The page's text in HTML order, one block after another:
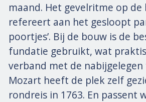
maand. Het gevelritme op de
refereert aan het gesloopt
poortjes’. Bij de bouw is de
fundatie gebruikt, wat
verband met de nabijgelegen
Mozart heeft de plek zelf
rondreis in 1763. En passent